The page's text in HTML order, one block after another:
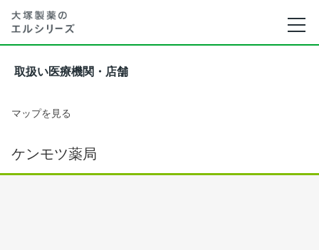
取扱い医療機関・店舗
マップを見る
ケンモツ薬局